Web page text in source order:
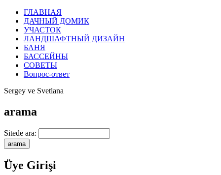
ГЛАВНАЯ
ДАЧНЫЙ ДОМИК
УЧАСТОК
ЛАНДШАФТНЫЙ ДИЗАЙН
БАНЯ
БАССЕЙНЫ
СОВЕТЫ
Вопрос-ответ
Sergey ve Svetlana
arama
Sitede ara:
Üye Girişi